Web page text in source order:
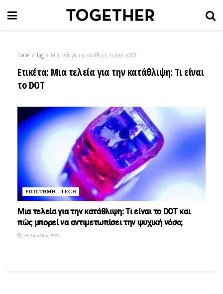
Home Tag Μια τελεία για την κατάθλιψη: Τι είναι το DOT
Ετικέτα: Μια τελεία για την κατάθλιψη: Τι είναι
το DOT
ΕΠΙΣΤΗΜΗ - TECH
Μια τελεία για την κατάθλιψη: Τι είναι το DOT και
πώς μπορεί να αντιμετωπίσει την ψυχική νόσο;
28 Απριλίου 2024